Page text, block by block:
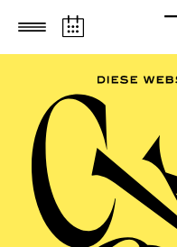
Zum Hauptinhalt